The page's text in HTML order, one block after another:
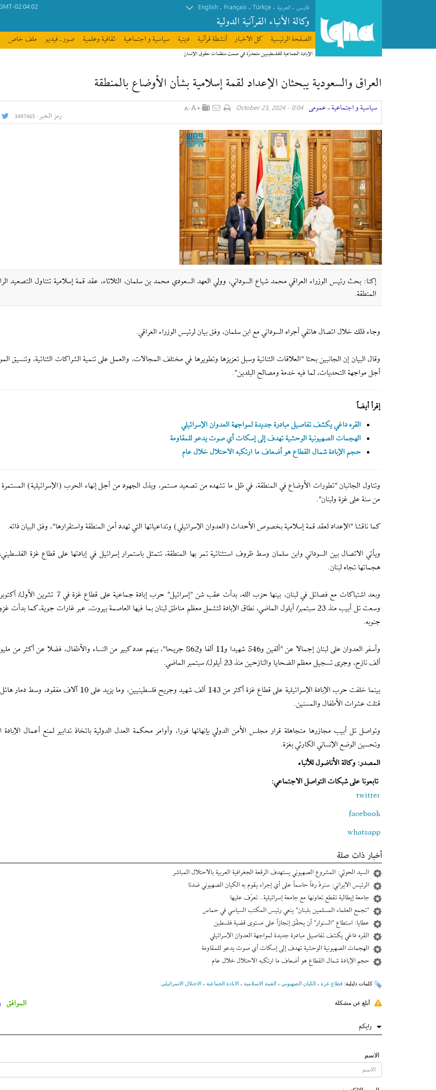
فارسی . العربیة .
Türkçe
.
Français
.
English
وکالة الأنباء القرآنیة الدولیة
02:04:02
الصفحة الرئیسیة كل الاخبار أنشطة قرآنیة دينية سیاسیة و اجتماعیة ثقافیة وعلمیة صور ـ فيديو ملف خاص
الإبادة الجماعية للفلسطينيين متجذرّة في صمت منظمات حقوق الإنسان
العراق والسعودية يبحثان الإعداد لقمة إسلامية بشأن الأوضاع بالمنطقة
سیاسیة و اجتماعیة » عمومی 0:04 - October 23, 2024
رمز الخبر: 3497465
إکنا: بحث رئيس الوزراء العراقي محمد شياع السوداني، وولي العهد السعودي محمد بن سلمان، الثلاثاء، عقد قمة إسلامية تتناول التصعيد
المنطقة.
وجاء ذلك خلال اتصال هاتفي أجراه السوداني مع ابن سلمان، وفق بيان لرئيس الوزراء العراقي.
وقال البيان إن الجانبين بحثا "العلاقات الثنائية وسبل تعزيزها وتطويرها في مختلف المجالات، والعمل على تنمية الشراكات الثنائية، وتنسيق
أجل مواجهة التحديات، لما فيه خدمة ومصالح البلدين".
إقرأ أيضاً
القره داغي يكشف تفاصيل مبادرة جديدة لمواجهة العدوان الإسرائيلي
الهجمات الصهيونية الوحشية تهدف إلى إسکات أي صوت يدعو للمقاومة
حجم الإبادة شمال القطاع هو أضعاف ما ارتكبه الاحتلال خلال عام
وتناول الجانبان "تطورات الأوضاع في المنطقة، في ظل ما تشهده من تصعيد مستمر، وبذل الجهود من أجل إنهاء الحرب (الإسرائيلية) المستمرة
من سنة على غزة ولبنان".
كما ناقشا "الإعداد لعقد قمة إسلامية بخصوص الأحداث (العدوان الإسرائيلي) وتداعياتها التي تهدد أمن المنطقة واستقرارها"، وفق البيان ذاته.
ويأتي الاتصال بين السوداني وابن سلمان وسط ظروف استثنائية تمر بها المنطقة، تتمثل باستمرار إسرائيل في إبادتها على قطاع غزة
هجماتها تجاه لبنان.
وسعت تل أبيب منذ 23 سبتمبر/ أيلول الماضي، نطاق الإبادة لتشمل معظم مناطق لبنان بما فيها العاصمة بيروت، عبر غارات جوية، كما بدأت
جنوبه.
ألف نازح، وجرى تسجيل معظم الضحايا والنازحين منذ 23 أيلول/ سبتمبر الماضي.
بينما خلفت حرب الإبادة الإسرائيلية على قطاع غزة أكثر من 143 ألف شهيد وجريح فلسطينيين، وما يزيد على
قتلت عشرات الأطفال والمسنين.
وتواصل تل أبيب مجازرها متجاهلة قرار مجلس الأمن الدولي بإنهائها فورا، وأوامر محكمة العدل الدولية باتخاذ تدابير لمنع أعمال الإبادة
وتحسين الوضع الإنساني الكارثي بغزة.
المصدر: وكالة الأناضول للأنباء
تابعونا على شبكات التواصل الاجتماعي:
twitter
facebook
whatsapp
أخبار ذات صلة
السيد الحوثي: المشروع الصهيوني يستهدف الرقعة الجغرافية العربية بالاحتلال المباشر
الرئيس الايراني: سنردّ رداً حاسماً على أي إجراء يقوم به الکیان الصهيوني ضدنا
جامعة إيطالية تقطع تعاونها مع جامعة إسرائيلية.. تعرّف عليها
"تجمع العلماء المسلمين بلبنان" ينعي رئيس المكتب السياسي في حماس
عطايا: استطاع "السنوار" أن يحقّق إنجازاً على مستوى قضية فلسطين
القره داغي يكشف تفاصيل مبادرة جديدة لمواجهة العدوان الإسرائيلي
الهجمات الصهيونية الوحشية تهدف إلى إسکات أي صوت يدعو للمقاومة
حجم الإبادة شمال القطاع هو أضعاف ما ارتكبه الاحتلال خلال عام
کلمات دلیلیة: قطاع غزة ، الكيان الصهيوني ، القمة الاسلامیة ، الابادة الجماعیة ، الاحتلال الاسرائيلي
أبلغ عن مشكلة الموافق
رایکم
الاسم